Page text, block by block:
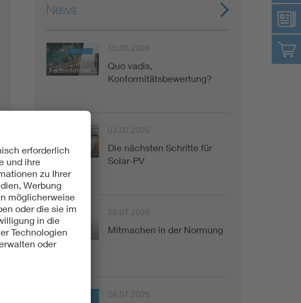
News
Fachinformation
10.08.2026
Quo vadis,
Konformitätsbewertung?
Fachinformation
03.08.2026
Die nächsten Schritte für
Solar-PV
29.07.2026
Mitmachen in der Normung
28.07.2026